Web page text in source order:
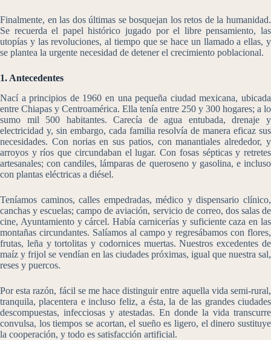
Finalmente, en las dos últimas se bosquejan los retos de la humanidad.
Se recuerda el papel histórico jugado por el libre pensamiento, las
utopías y las revoluciones, al tiempo que se hace un llamado a ellas, y
se plantea la urgente necesidad de detener el crecimiento poblacional.
1. Antecedentes
Nací a principios de 1960 en una pequeña ciudad mexicana, ubicada
entre Chiapas y Centroamérica. Ella tenía entre 250 y 300 hogares; a lo
sumo mil 500 habitantes. Carecía de agua entubada, drenaje y
electricidad y, sin embargo, cada familia resolvía de manera eficaz sus
necesidades. Con norias en sus patios, con manantiales alrededor, y
arroyos y ríos que circundaban el lugar. Con fosas sépticas y retretes
artesanales; con candiles, lámparas de queroseno y gasolina, e incluso
con plantas eléctricas a diésel.
Teníamos caminos, calles empedradas, médico y dispensario clínico,
canchas y escuelas; campo de aviación, servicio de correo, dos salas de
cine, Ayuntamiento y cárcel. Había carnicerías y suficiente caza en las
montañas circundantes. Salíamos al campo y regresábamos con flores,
frutas, leña y tortolitas y codornices muertas. Nuestros excedentes de
maíz y frijol se vendían en las ciudades próximas, igual que nuestra sal,
reses y puercos.
Por esta razón, fácil se me hace distinguir entre aquella vida semi-rural,
tranquila, placentera e incluso feliz, a ésta, la de las grandes ciudades
descompuestas, infecciosas y atestadas. En donde la vida transcurre
convulsa, los tiempos se acortan, el sueño es ligero, el dinero sustituye
la cooperación, y todo es satisfacción artificial.